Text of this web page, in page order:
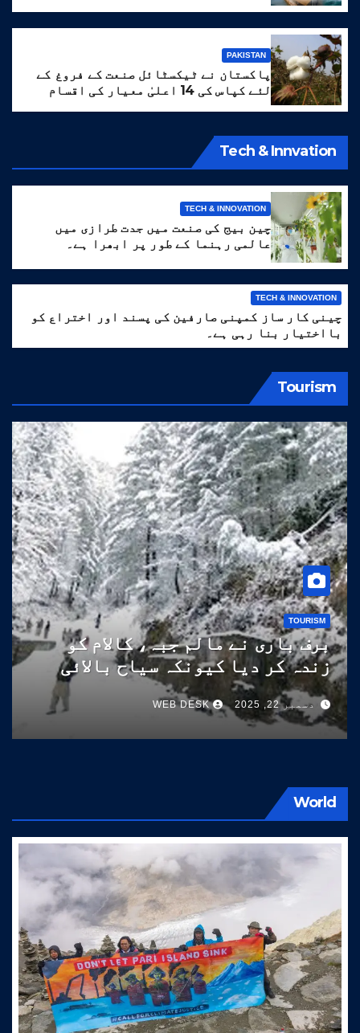
PAKISTAN
پاکستان نے ٹیکسٹائل صنعت کے فروغ کے
لئے کپاس کی 14 اعلیٰ معیار کی اقسام
Tech & Innvation
TECH & INNOVATION
چین بیج کی صنعت میں جدت طرازی میں
عالمی رہنما کے طور پر ابھرا ہے۔
TECH & INNOVATION
چینی کار ساز کمپنی صارفین کی پسند اور اختراع کو
بااختیار بنا رہی ہے۔
Tourism
TOURISM
برف باری نے مالم جبہ، کالام کو
زندہ کر دیا کیونکہ سیاح بالائی
سوات کی طرف آتے ہیں
دسمبر 22, 2025 WEB DESK
World